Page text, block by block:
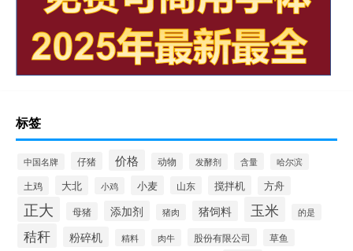
标签
中国名牌 仔猪 价格 动物 发酵剂 含量 哈尔滨
土鸡 大北 小鸡 小麦 山东 搅拌机 方舟
正大 母猪 添加剂 猪肉 猪饲料 玉米 的是
秸秆 粉碎机 精料 肉牛 股份有限公司 草鱼